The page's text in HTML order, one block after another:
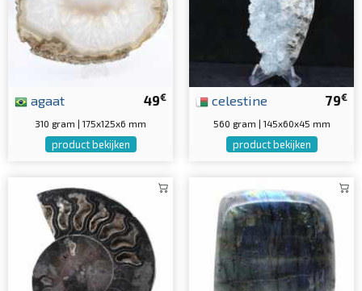
49€
agaat
310 gram | 175x125x6 mm
product bekijken
79€
celestine
560 gram | 145x60x45 mm
product bekijken